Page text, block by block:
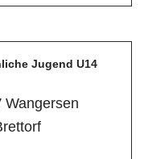
Jugend U14
Wangersen